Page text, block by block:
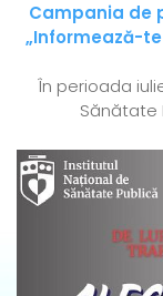
Campania de
„Informează-
În perioada
Sănătate